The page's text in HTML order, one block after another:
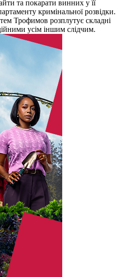
та покарати винних у її
кримінальної розвідки.
Трофимов розплутує складні
усім іншим слідчим.